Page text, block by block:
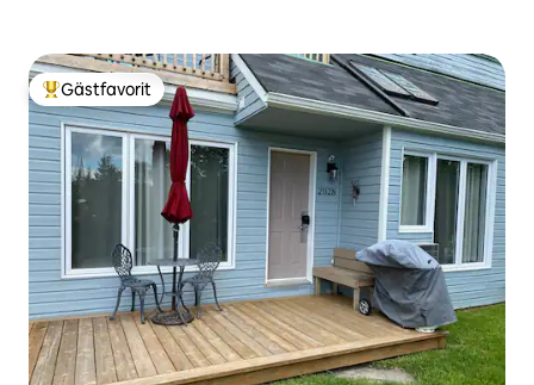
Populär gästfavorit
Gästfavorit